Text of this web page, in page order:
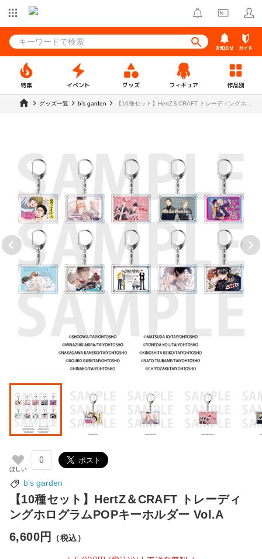
お知らせ ガイド
特集 イベント グッズ フィギュア 作品別
グッズ一覧 b’s garden
【10種セット】HertZ＆CRAFT トレーディングホロ
0
b’s garden
【10種セット】HertZ＆CRAFT トレーディ
ングホログラムPOPキーホルダー Vol.A
6,600円
（税込）